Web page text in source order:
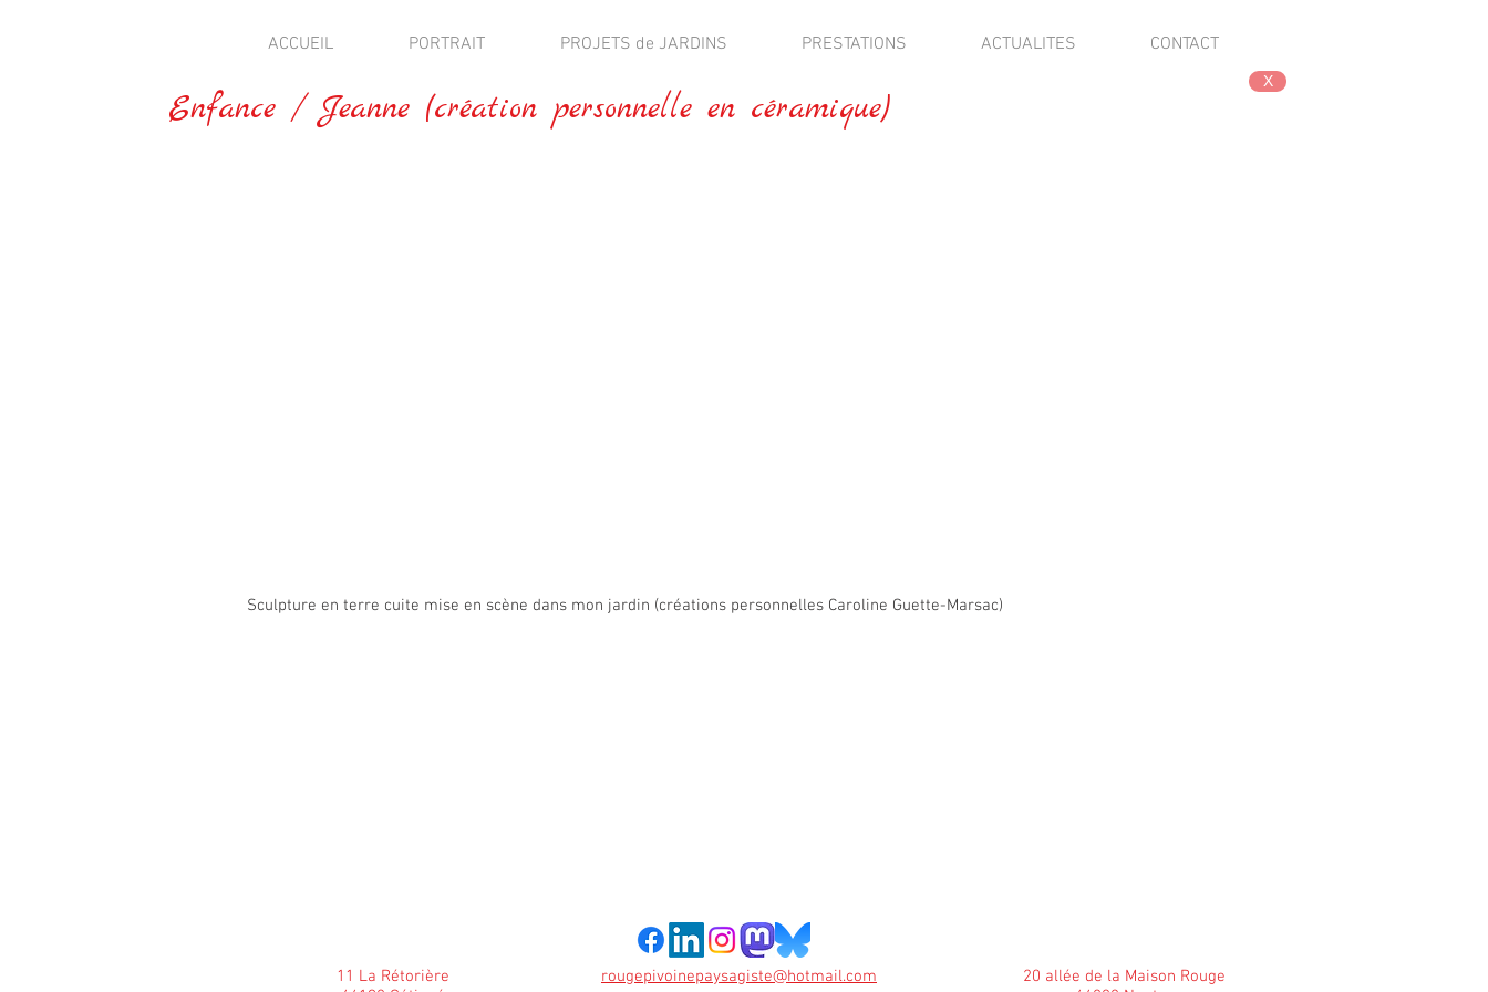
ACCUEIL PORTRAIT PROJETS de JARDINS PRESTATIONS ACTUALITES CONTACT
Enfance / Jeanne (création personnelle en céramique)
Sculpture en terre cuite mise en scène dans mon jardin (créations personnelles Caroline Guette-Marsac)
X
11 La Rétorière
rougepivoinepaysagiste@hotmail.com
20 allée de la Maison Rouge